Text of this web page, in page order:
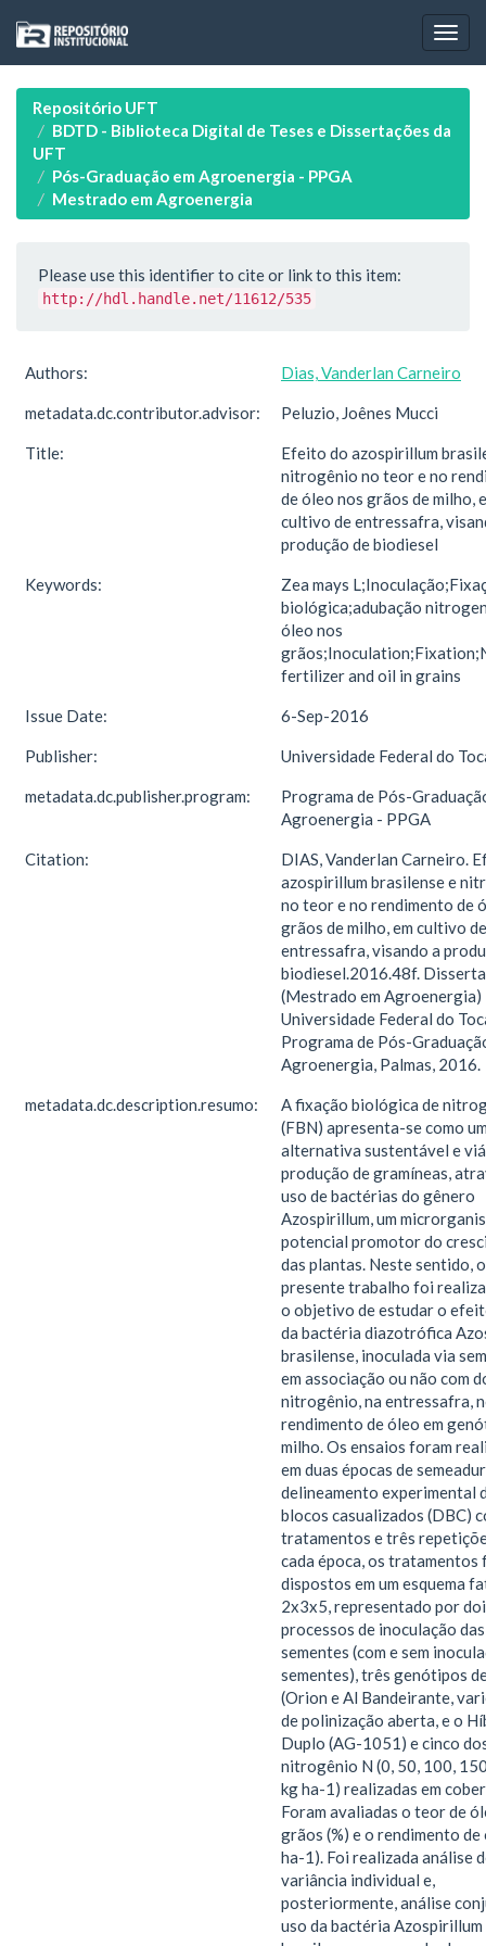
navigation
Repositório UFT
BDTD - Biblioteca Digital de Teses e Dissertações da
UFT
Pós-Graduação em Agroenergia - PPGA
Mestrado em Agroenergia
Please use this identifier to cite or link to this item:
http://hdl.handle.net/11612/535
Authors: Dias, Vanderlan Carneiro
metadata.dc.contributor.advisor: Peluzio, Joênes Mucci
Title:
Efeito do azospirillum
nitrogênio no teor e no
de óleo nos grãos de milho,
cultivo de entressafra,
produção de biodiesel
Keywords:
Zea mays
biológica;adubação
óleo nos
fertilizer and oil in grains
Issue Date: 6-Sep-2016
Publisher: Universidade Federal do
metadata.dc.publisher.program:
Programa de Pós-
Agroenergia - PPGA
Citation:
DIAS, Vanderlan Carneiro.
azospirillum brasilense e
no teor e no rendimento de
grãos de milho, em cultivo de
entressafra, visando a
biodiesel.2016.48f.
(Mestrado em Agroenergia)
Universidade Federal do
Programa de Pós-
Agroenergia, Palmas, 2016.
metadata.dc.description.resumo:
A fixação biológica de
(FBN) apresenta-se como
alternativa sustentável e
produção de gramíneas,
uso de bactérias do gênero
Azospirillum, um
potencial promotor do
das plantas. Neste sentido, o
presente trabalho foi
o objetivo de estudar o
da bactéria diazotrófica
brasilense, inoculada via
em associação ou não com
nitrogênio, na entressafra,
rendimento de óleo em
milho. Os ensaios foram
em duas épocas de
delineamento experimental
blocos casualizados (DBC)
tratamentos e três
cada época, os tratamentos
dispostos em um esquema
2x3x5, representado por
processos de inoculação das
sementes (com e sem
sementes), três genótipos
(Orion e Al Bandeirante,
de polinização aberta, e o
Duplo (AG-1051) e cinco
nitrogênio N (0, 50, 100,
kg ha-1) realizadas em
Foram avaliadas o teor de
grãos (%) e o rendimento de
ha-1). Foi realizada análise
variância individual e,
posteriormente, análise
uso da bactéria Azospirillum